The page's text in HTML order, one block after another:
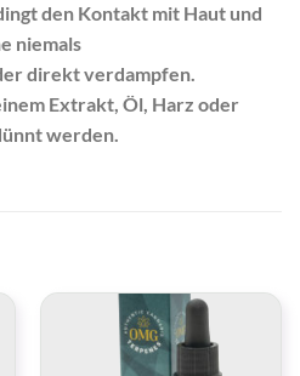
den Kontakt mit Haut und
niemals
direkt verdampfen.
Extrakt, Öl, Harz oder
werden.